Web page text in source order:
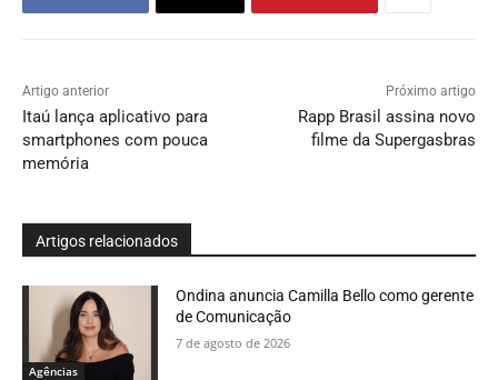
Artigo anterior
Itaú lança aplicativo para
smartphones com pouca
memória
Próximo artigo
Rapp Brasil assina novo
filme da Supergasbras
Artigos relacionados
Agências
Ondina anuncia Camilla Bello como gerente
de Comunicação
7 de agosto de 2026